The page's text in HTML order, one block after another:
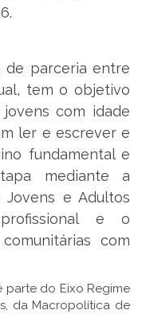
de parceria entre
tem o objetivo
com idade
ler e escrever e
fundamental e
mediante a
Jovens e Adultos
e o
com
parte do Eixo Regime
da Macropolítica de